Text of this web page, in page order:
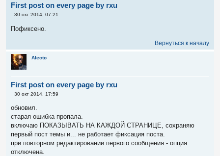
First post on every page by rxu
С
о
б
н
и
е
30 окт 2014, 07:21
Пофиксено.
Вернуться к началу
Alecto
First post on every page by rxu
С
о
б
щ
н
и
30 окт 2014, 17:59
обновил.
старая ошибка пропала.
включаю ПОКАЗЫВАТЬ НА КАЖДОЙ СТРАНИЦЕ, сохраняю
первый пост темы и... не работает фиксация поста.
при повторном редактировании первого сообщения - опция
отключена.